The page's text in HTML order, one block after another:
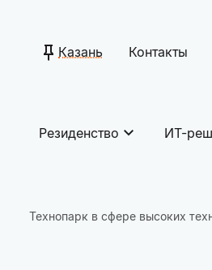
Казань Контакты
Резиденство ИТ-
Технопарк в сфере высоких